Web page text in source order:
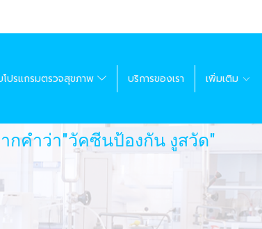
โปรแกรมตรวจสุขภาพ บริการของเรา เพิ่มเติม
กคำว่า"วัคซีนป้องกัน งูสวัด"